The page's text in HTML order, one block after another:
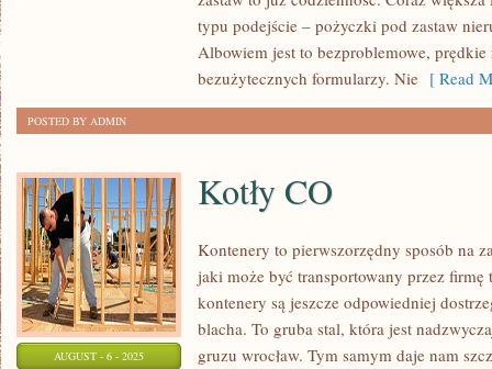
typu podejście – pożyczki pod zastaw
Albowiem jest to bezproblemowe, prędkie
bezużytecznych formularzy. Nie [ Read
POSTED BY ADMIN
AUGUST - 6 - 2025
Kotły CO
Kontenery to pierwszorzędny sposób na
jaki może być transportowany przez firmę
kontenery są jeszcze odpowiedniej
blacha. To gruba stal, która jest
gruzu wrocław. Tym samym daje nam